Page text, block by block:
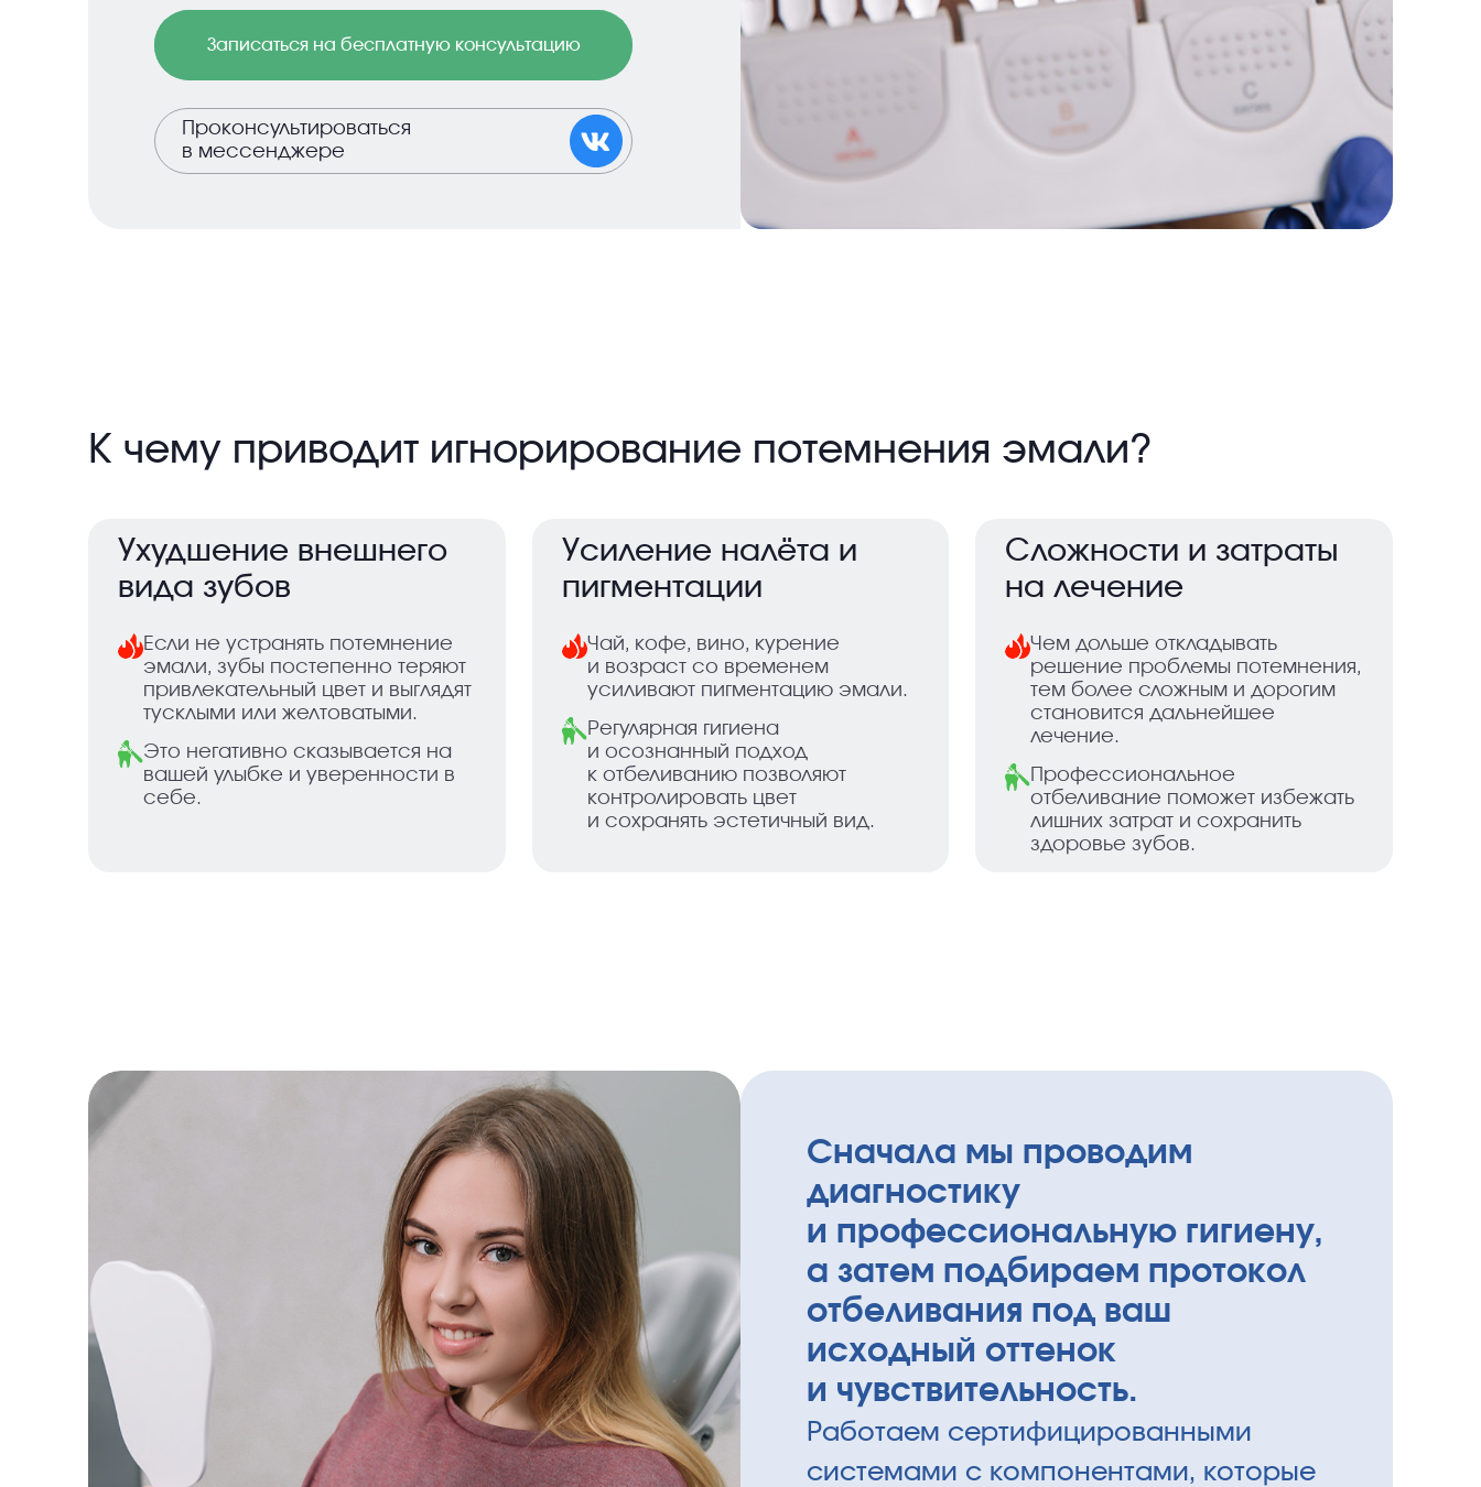
Записаться на бесплатную консультацию
Проконсультироваться
в мессенджере
К чему приводит игнорирование потемнения эмали?
Ухудшение внешнего
вида зубов
Если не устранять потемнение
эмали, зубы постепенно теряют
привлекательный цвет и выглядят
тусклыми или желтоватыми.
Это негативно сказывается на
вашей улыбке и уверенности в
себе.
Усиление налёта и
пигментации
Чай, кофе, вино, курение
и возраст со временем
усиливают пигментацию эмали.
Регулярная гигиена
и осознанный подход
к отбеливанию позволяют
контролировать цвет
и сохранять эстетичный вид.
Сложности и затраты
на лечение
Чем дольше откладывать
решение проблемы потемнения,
тем более сложным и дорогим
становится дальнейшее
лечение.
Профессиональное
отбеливание поможет избежать
лишних затрат и сохранить
здоровье зубов.
Сначала мы проводим
диагностику
и профессиональную гигиену,
а затем подбираем протокол
отбеливания под ваш
исходный оттенок
и чувствительность.
Работаем сертифицированными
системами с компонентами, которые